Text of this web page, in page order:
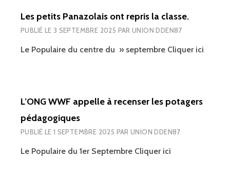
Les petits Panazolais ont repris la classe.
PUBLIÉ LE 3 SEPTEMBRE 2025 PARUNION DDEN87
Le Populaire du centre du » septembre Cliquer ici
L’ONG WWF appelle à recenser les potagers
pédagogiques
PUBLIÉ LE 1 SEPTEMBRE 2025 PARUNION DDEN87
Le Populaire du 1er Septembre Cliquer ici